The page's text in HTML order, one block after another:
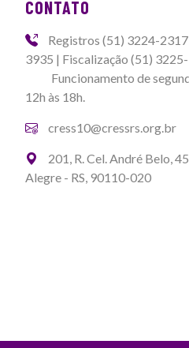
CONTATO
Registros (51) 3224-
3935 | Fiscalização (51)
Funcionamento de
12h às 18h.
cress10@cressrs.org.br
201, R. Cel. André Belo,
Alegre - RS, 90110-020